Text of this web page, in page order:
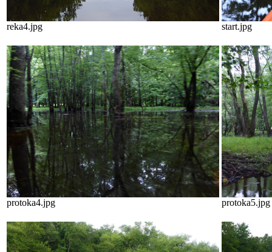
reka4.jpg start.jpg
protoka4.jpg protoka5.jpg